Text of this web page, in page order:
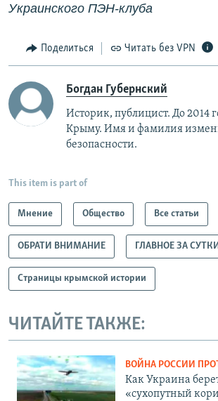
Украинского ПЭН-клуба
Поделиться Читать без VPN
Богдан Губернский
Историк, публицист. До 2014
Крыму. Имя и фамилия
безопасности.
This item is part of
Мнение Общество Все статьи
ОБРАТИ ВНИМАНИЕ ГЛАВНОЕ ЗА
Страницы крымской истории
ЧИТАЙТЕ ТАКЖЕ:
ВОЙНА РОССИИ
Как Украина
«сухопутный